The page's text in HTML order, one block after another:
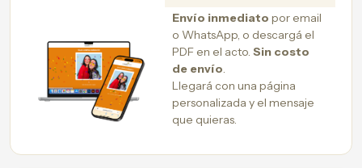
Envío inmediato por email
o WhatsApp, o descargá el
PDF en el acto. Sin costo
de envío.
Llegará con una página
personalizada y el mensaje
que quieras.